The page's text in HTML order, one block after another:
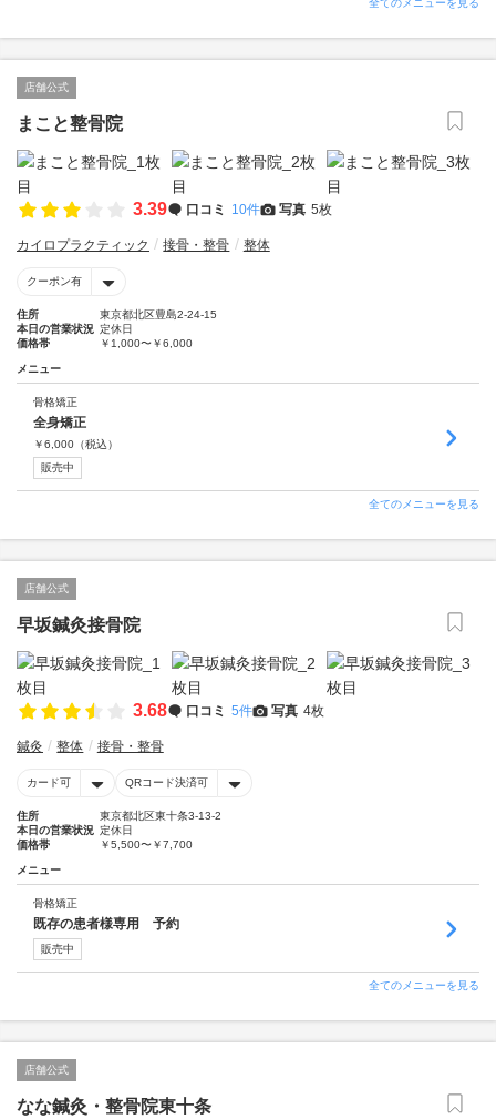
全てのメニューを見る
店舗公式
まこと整骨院
3.39 口コミ 10件 写真 5枚
カイロプラクティック 接骨・整骨 整体
クーポン有
住所
東京都北区豊島2-24-15
本日の営業状況 定休日
価格帯
￥1,000〜￥6,000
メニュー
骨格矯正
全身矯正
￥6,000 （税込）
販売中
全てのメニューを見る
店舗公式
早坂鍼灸接骨院
3.68 口コミ 5件 写真 4枚
鍼灸 整体 接骨・整骨
カード可 QRコード決済可
住所
東京都北区東十条3‐13‐2
本日の営業状況 定休日
価格帯
￥5,500〜￥7,700
メニュー
骨格矯正
既存の患者様専用 予約
販売中
全てのメニューを見る
店舗公式
なな鍼灸・整骨院東十条